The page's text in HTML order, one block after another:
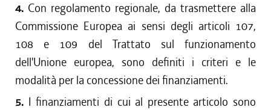
4. Con regolamento regionale, da trasmettere alla
Commissione Europea ai sensi degli articoli 107,
108 e 109 del Trattato sul funzionamento
dell'Unione europea, sono definiti i criteri e le
modalità per la concessione dei finanziamenti.
5. I finanziamenti di cui al presente articolo sono